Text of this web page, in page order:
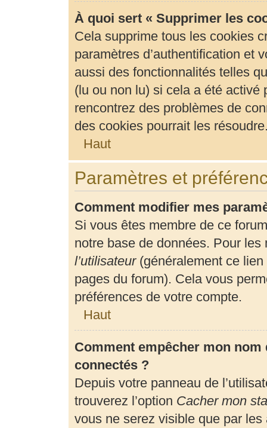
À quoi sert « Supprimer les
Cela supprime tous les cookies
paramètres d’authentification et
aussi des fonctionnalités telles
(lu ou non lu) si cela a été activé
rencontrez des problèmes de
des cookies pourrait les
Haut
Paramètres et
Comment modifier mes
Si vous êtes membre de ce
notre base de données. Pour
l’utilisateur(généralement ce lien
pages du forum). Cela vous
préférences de votre compte.
Haut
Comment empêcher mon
connectés ?
Depuis votre panneau de
trouverez l’option Cacher mon
vous ne serez visible que par